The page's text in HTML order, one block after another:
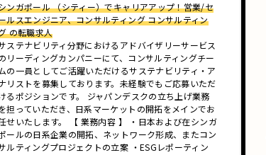
ンガポール （シティー）でキャリアアップ！営業/セ
ルスエンジニア、コンサルティング コンサルティン
の転職求人
ステナビリティ分野におけるアドバイザリーサービス
リーディングカンパニーにて、コンサルティングチー
の一員としてご活躍いただけるサステナビリティ・ア
リストを募集しております。未経験でもご応募いただ
るポジションです。 ジャパンデスクの立ち上げ業務
担っていただき、日系マーケットの開拓をメインでお
せいたします。 【 業務内容 】 ・日本および在シンガ
ールの日系企業の開拓、ネットワーク形成、またコン
ルティングプロジェクトの立案 ・ESGレポーティン